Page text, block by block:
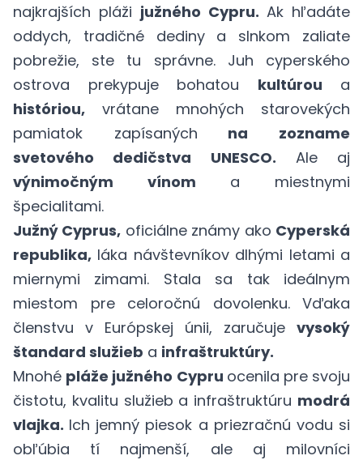
najkrajších pláži južného Cypru. Ak hľadáte
oddych, tradičné dediny a slnkom zaliate
pobrežie, ste tu správne. Juh cyperského
ostrova prekypuje bohatou kultúrou a
históriou, vrátane mnohých starovekých
pamiatok zapísaných na zozname
svetového dedičstva UNESCO. Ale aj
výnimočným vínom a miestnymi
špecialitami.
Južný Cyprus, oficiálne známy ako Cyperská
republika, láka návštevníkov dlhými letami a
miernymi zimami. Stala sa tak ideálnym
miestom pre celoročnú dovolenku. Vďaka
členstvu v Európskej únii, zaručuje vysoký
štandard služieb a infraštruktúry.
Mnohé pláže južného Cypru ocenila pre svoju
čistotu, kvalitu služieb a infraštruktúru modrá
vlajka. Ich jemný piesok a priezračnú vodu si
obľúbia tí najmenší, ale aj milovníci